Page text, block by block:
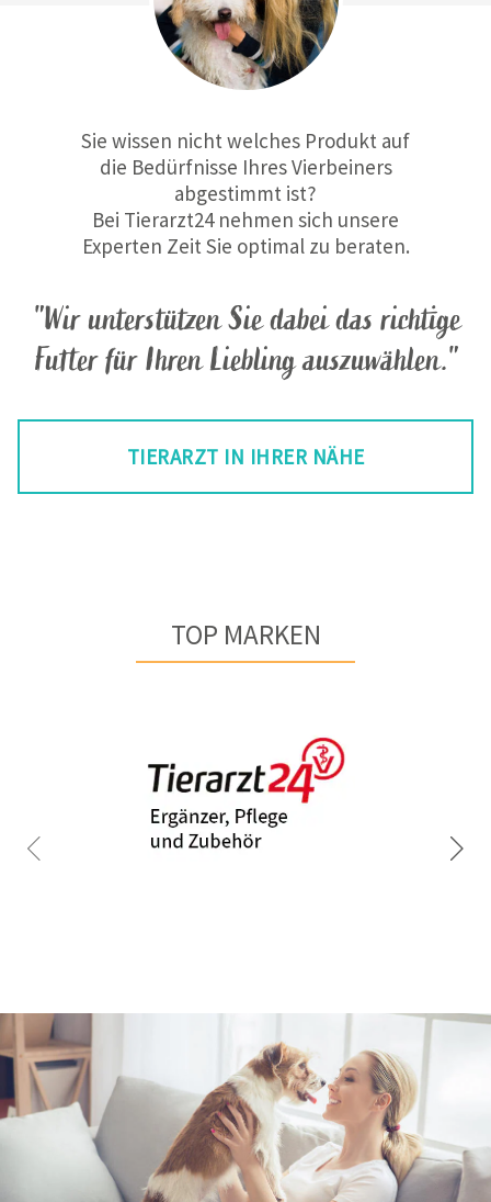
"Wir unterstützen Sie dabei das richtige
Futter für Ihren Liebling auszuwählen."
Sie wissen nicht welches Produkt auf
die Bedürfnisse Ihres Vierbeiners
abgestimmt ist?
Bei Tierarzt24 nehmen sich unsere
Experten Zeit Sie optimal zu beraten.
TIERARZT IN IHRER NÄHE
TOP MARKEN